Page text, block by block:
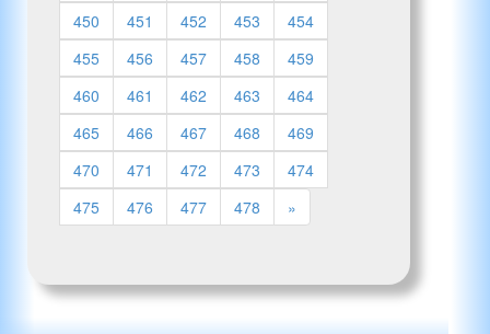
450
451 452 453
454
455
456 457 458
459
460
461 462 463
464
465
466 467 468
469
470
471 472 473
474
475
476 477 478 »